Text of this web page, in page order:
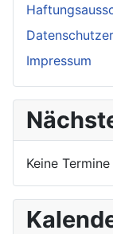
Impressum
Keine Termine